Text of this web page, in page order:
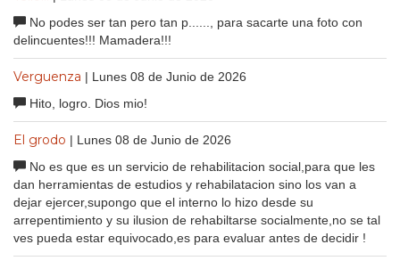
No podes ser tan pero tan p......, para sacarte una foto con
delincuentes!!! Mamadera!!!
Verguenza | Lunes 08 de Junio de 2026
Hito, logro. Dios mio!
El grodo | Lunes 08 de Junio de 2026
No es que es un servicio de rehabilitacion social,para que les
dan herramientas de estudios y rehabilatacion sino los van a
dejar ejercer,supongo que el interno lo hizo desde su
arrepentimiento y su ilusion de rehabiltarse socialmente,no se tal
ves pueda estar equivocado,es para evaluar antes de decidir !